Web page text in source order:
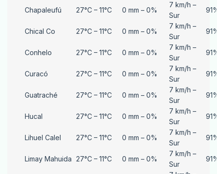
Chapaleufú 27°C – 11°C 0 mm – 0%
7 km/h –
Sur
Chical Co 27°C – 11°C 0 mm – 0%
7 km/h –
Sur
Conhelo 27°C – 11°C 0 mm – 0%
7 km/h –
Sur
Curacó 27°C – 11°C 0 mm – 0%
7 km/h –
Sur
Guatraché 27°C – 11°C 0 mm – 0%
7 km/h –
Sur
Hucal 27°C – 11°C 0 mm – 0%
7 km/h –
Sur
Lihuel Calel 27°C – 11°C 0 mm – 0%
7 km/h –
Sur
Limay Mahuida 27°C – 11°C 0 mm – 0%
7 km/h –
Sur